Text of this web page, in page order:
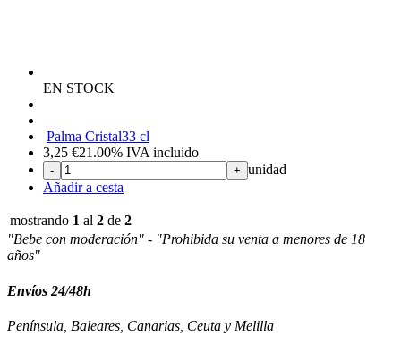
EN STOCK
Palma Cristal33 cl
3,25 €21.00% IVA incluido
- + unidad
Añadir a cesta
mostrando 1 al 2 de 2
"Bebe con moderación" - "Prohibida su venta a menores de 18
años"
Envíos 24/48h
Península, Baleares, Canarias, Ceuta y Melilla